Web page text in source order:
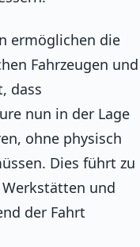
ermöglichen die
Fahrzeugen und
dass
nun in der Lage
ohne physisch
Dies führt zu
und
der Fahrt